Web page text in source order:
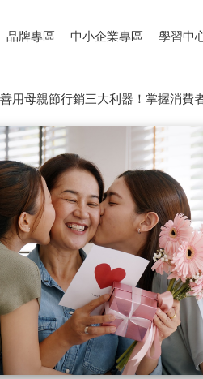
品牌專區 中小企業專區 學習中
善用母親節行銷三大利器！掌握消費